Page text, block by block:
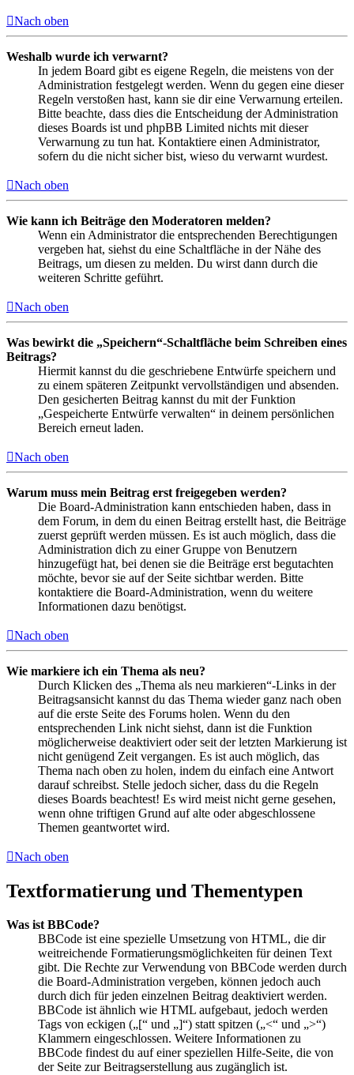
Nach oben
Weshalb wurde ich verwarnt?
In jedem Board gibt es eigene Regeln, die meistens von der
Administration festgelegt werden. Wenn du gegen eine dieser
Regeln verstoßen hast, kann sie dir eine Verwarnung erteilen.
Bitte beachte, dass dies die Entscheidung der Administration
dieses Boards ist und phpBB Limited nichts mit dieser
Verwarnung zu tun hat. Kontaktiere einen Administrator,
sofern du die nicht sicher bist, wieso du verwarnt wurdest.
Nach oben
Wie kann ich Beiträge den Moderatoren melden?
Wenn ein Administrator die entsprechenden Berechtigungen
vergeben hat, siehst du eine Schaltfläche in der Nähe des
Beitrags, um diesen zu melden. Du wirst dann durch die
weiteren Schritte geführt.
Nach oben
Was bewirkt die „Speichern“-Schaltfläche beim Schreiben eines
Beitrags?
Hiermit kannst du die geschriebene Entwürfe speichern und
zu einem späteren Zeitpunkt vervollständigen und absenden.
Den gesicherten Beitrag kannst du mit der Funktion
„Gespeicherte Entwürfe verwalten“ in deinem persönlichen
Bereich erneut laden.
Nach oben
Warum muss mein Beitrag erst freigegeben werden?
Die Board-Administration kann entschieden haben, dass in
dem Forum, in dem du einen Beitrag erstellt hast, die Beiträge
zuerst geprüft werden müssen. Es ist auch möglich, dass die
Administration dich zu einer Gruppe von Benutzern
hinzugefügt hat, bei denen sie die Beiträge erst begutachten
möchte, bevor sie auf der Seite sichtbar werden. Bitte
kontaktiere die Board-Administration, wenn du weitere
Informationen dazu benötigst.
Nach oben
Wie markiere ich ein Thema als neu?
Durch Klicken des „Thema als neu markieren“-Links in der
Beitragsansicht kannst du das Thema wieder ganz nach oben
auf die erste Seite des Forums holen. Wenn du den
entsprechenden Link nicht siehst, dann ist die Funktion
möglicherweise deaktiviert oder seit der letzten Markierung ist
nicht genügend Zeit vergangen. Es ist auch möglich, das
Thema nach oben zu holen, indem du einfach eine Antwort
darauf schreibst. Stelle jedoch sicher, dass du die Regeln
dieses Boards beachtest! Es wird meist nicht gerne gesehen,
wenn ohne triftigen Grund auf alte oder abgeschlossene
Themen geantwortet wird.
Nach oben
Textformatierung und Thementypen
Was ist BBCode?
BBCode ist eine spezielle Umsetzung von HTML, die dir
weitreichende Formatierungsmöglichkeiten für deinen Text
gibt. Die Rechte zur Verwendung von BBCode werden durch
die Board-Administration vergeben, können jedoch auch
durch dich für jeden einzelnen Beitrag deaktiviert werden.
BBCode ist ähnlich wie HTML aufgebaut, jedoch werden
Tags von eckigen („[“ und „]“) statt spitzen („<“ und „>“)
Klammern eingeschlossen. Weitere Informationen zu
BBCode findest du auf einer speziellen Hilfe-Seite, die von
der Seite zur Beitragserstellung aus zugänglich ist.